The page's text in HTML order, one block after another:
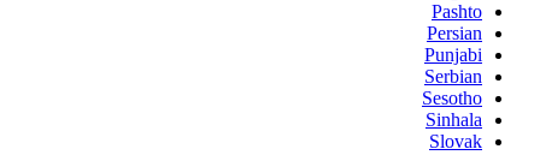
Pashto
Persian
Punjabi
Serbian
Sesotho
Sinhala
Slovak